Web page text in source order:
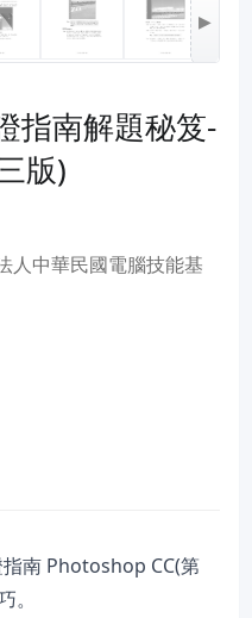
▶
指南解題秘笈-
版)
人中華民國電腦技能基
南 Photoshop CC(第
。